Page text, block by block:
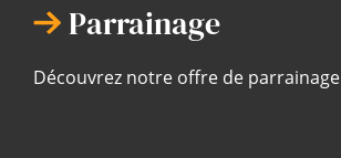
Parrainage
Découvrez notre offre de parrainage